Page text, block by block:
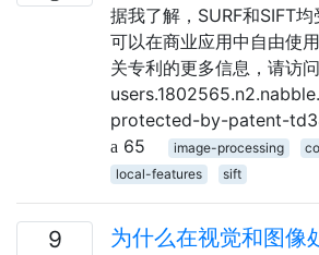
据我了解，SURF和SIFT
可以在商业应用中自由使
关专利的更多信息，请访
protected-by-patent-
65
image-processing
local-features
sift
9
为什么在视觉和图像